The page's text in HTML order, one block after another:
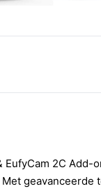
EufyCam 2C